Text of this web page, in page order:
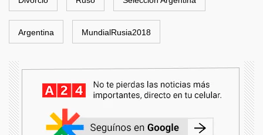
Argentina MundialRusia2018